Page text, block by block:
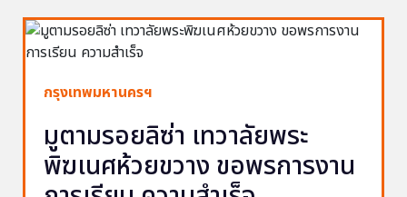
กรุงเทพมหานครฯ
มูตามรอยลิซ่า เทวาลัยพระ
พิฆเนศห้วยขวาง ขอพรการงาน